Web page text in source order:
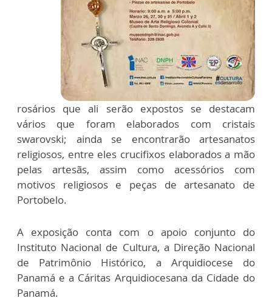
rosários que ali serão expostos se destacam
vários que foram elaborados com cristais
swarovski; ainda se encontrarão artesanatos
religiosos, entre eles crucifixos elaborados a mão
pelas artesãs, assim como acessórios com
motivos religiosos e peças de artesanato de
Portobelo.
A exposição conta com o apoio conjunto do
Instituto Nacional de Cultura, a Direção Nacional
de Patrimônio Histórico, a Arquidiocese do
Panamá e a Cáritas Arquidiocesana da Cidade do
Panamá.